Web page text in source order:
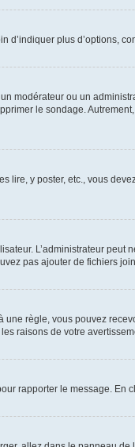
d’indiquer plus d’options,
modérateur ou un
le sondage.
lire, y poster, etc., vous
L’administrateur
pas ajouter de fichiers
règle, vous pouvez
raisons de votre
rapporter le message.